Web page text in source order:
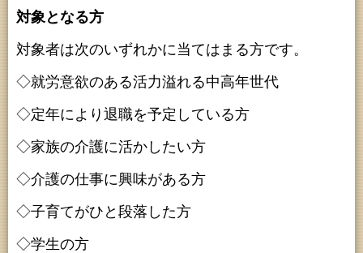
対象となる方
対象者は次のいずれかに当てはまる方です。
◇就労意欲のある活力溢れる中高年世代
◇定年により退職を予定している方
◇家族の介護に活かしたい方
◇介護の仕事に興味がある方
◇子育てがひと段落した方
◇学生の方